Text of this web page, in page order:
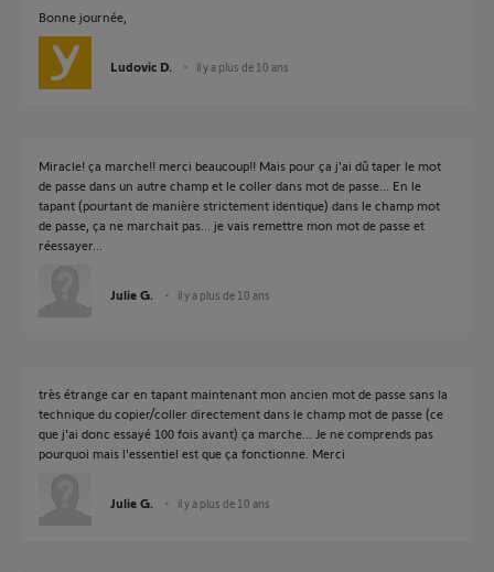
Bonne journée,
Ludovic D. il y a plus de 10 ans
Miracle! ça marche!! merci beaucoup!! Mais pour ça j'ai dû taper le mot
de passe dans un autre champ et le coller dans mot de passe... En le
tapant (pourtant de manière strictement identique) dans le champ mot
de passe, ça ne marchait pas... je vais remettre mon mot de passe et
réessayer...
Julie G. il y a plus de 10 ans
très étrange car en tapant maintenant mon ancien mot de passe sans la
technique du copier/coller directement dans le champ mot de passe (ce
que j'ai donc essayé 100 fois avant) ça marche... Je ne comprends pas
pourquoi mais l'essentiel est que ça fonctionne. Merci
Julie G. il y a plus de 10 ans